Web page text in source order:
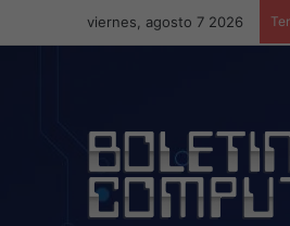
viernes, agosto 7 2026